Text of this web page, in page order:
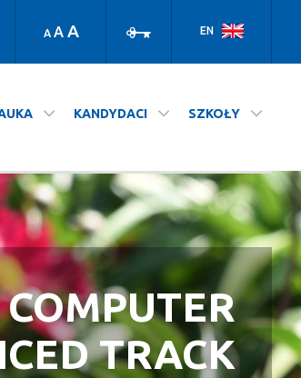
A A A EN
KANDYDACI SZKOŁY
TRACK
WYDZIAŁ
NA UJ